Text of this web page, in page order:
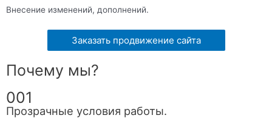
Внесение изменений, дополнений.
Заказать продвижение сайта
Почему мы?
001
Прозрачные условия работы.